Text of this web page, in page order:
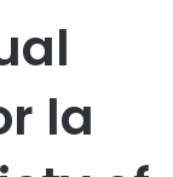
la